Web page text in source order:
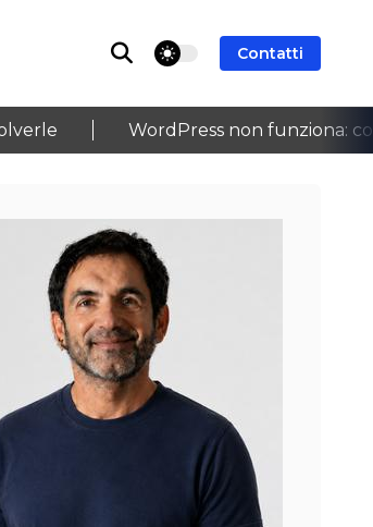
theme switcher Contatti
WordPress non funziona:
›